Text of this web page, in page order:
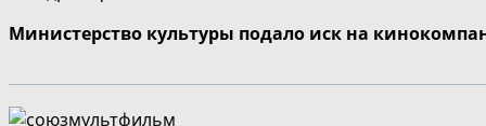
Министерство культуры подало иск на